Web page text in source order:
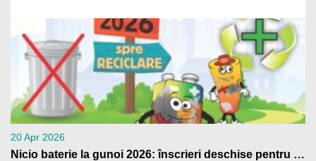
20 Apr 2026
Nicio baterie la gunoi 2026: înscrieri deschise pentru școli